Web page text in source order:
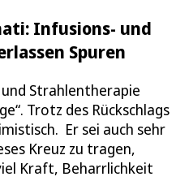
Infusions- und
Spuren
Strahlentherapie
Trotz des Rückschlags
Er sei auch sehr
Kreuz zu tragen,
Kraft, Beharrlichkeit